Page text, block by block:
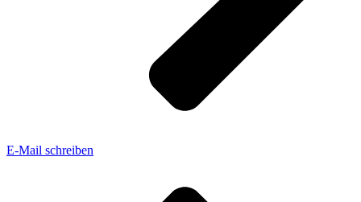
E-Mail schreiben